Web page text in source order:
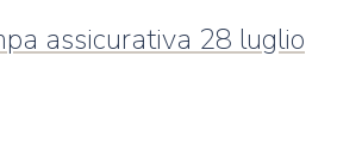
assicurativa 28 luglio